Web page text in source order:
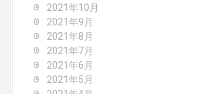
2021年10月
2021年9月
2021年8月
2021年7月
2021年6月
2021年5月